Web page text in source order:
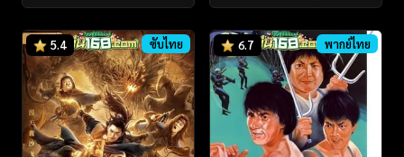
5.4 ซับไทย 6.7 พากย์ไทย